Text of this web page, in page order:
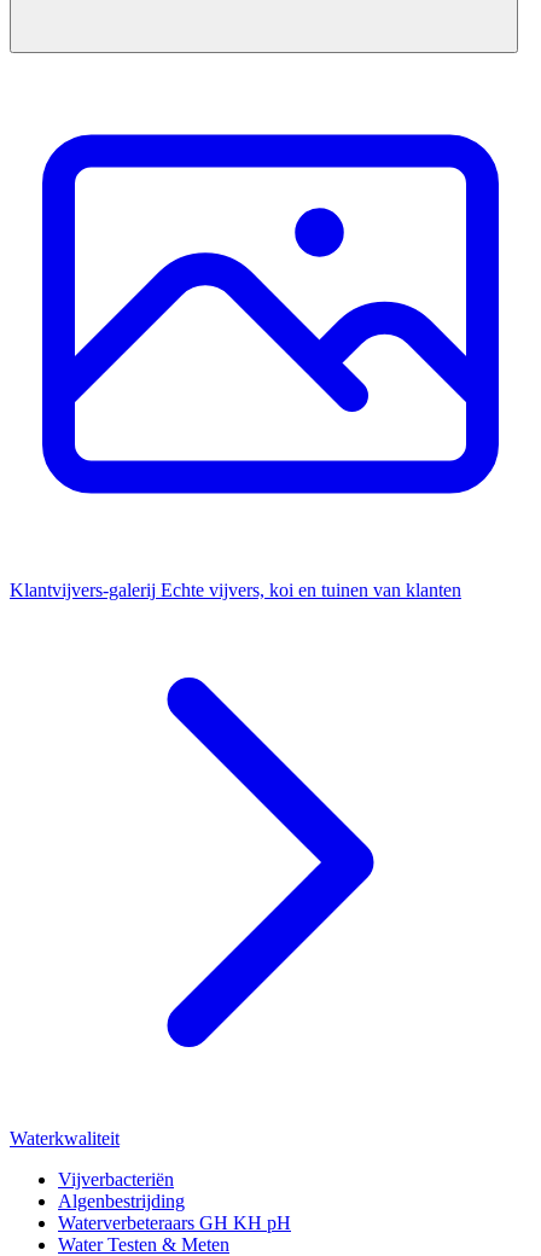
Klantvijvers-galerij Echte vijvers, koi en tuinen van klanten
Waterkwaliteit
Vijverbacteriën
Algenbestrijding
Waterverbeteraars GH KH pH
Water Testen & Meten